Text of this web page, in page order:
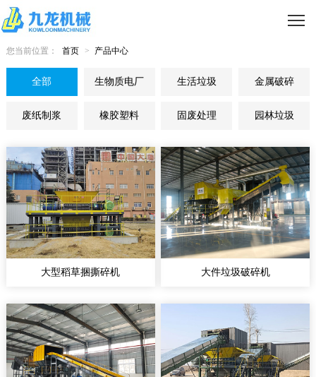
您当前位置： 首页 > 产品中心
全部 生物质电厂 生活垃圾 金属破碎
废纸制浆 橡胶塑料 固废处理 园林垃圾
大型稻草捆撕碎机 大件垃圾破碎机